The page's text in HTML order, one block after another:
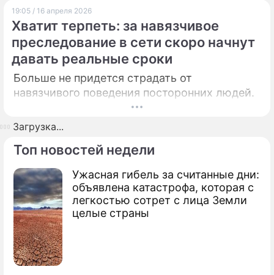
Топ новостей недели
Ужасная гибель за считанные дни:
объявлена катастрофа, которая с
легкостью сотрет с лица Земли
целые страны
19:05 / 16 апреля 2026
Хватит терпеть: за навязчивое
преследование в сети скоро начнут
давать реальные сроки
Больше не придется страдать от
навязчивого поведения посторонних людей.
Загрузка...